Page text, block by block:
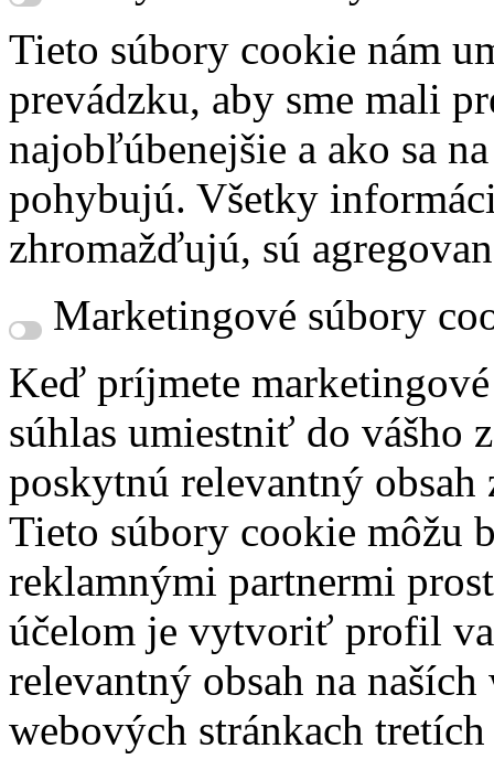
Tieto súbory cookie nám
prevádzku, aby sme mali
najobľúbenejšie a ako sa
pohybujú. Všetky
zhromažďujú, sú
Marketingové súbory
Keď príjmete
súhlas umiestniť do vášho
poskytnú relevantný
Tieto súbory cookie môžu
reklamnými partnermi
účelom je vytvoriť profil
relevantný obsah na
webových stránkach tretích